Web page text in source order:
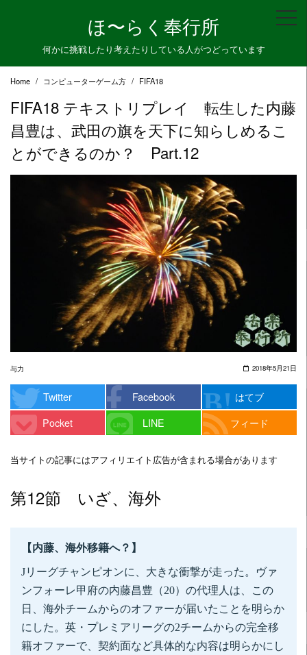
ほ〜らく奉行所
何かに挑戦したり考えたりしている人がつどっています
Home コンピューターゲーム方 FIFA18
FIFA18 テキストリプレイ 転生した内藤
昌豊は、武田の旗を天下に知らしめるこ
とができるのか？ Part.12
与力 2018年5月21日
Twitter Facebook
はてブ
Pocket
LINE フィード
当サイトの記事にはアフィリエイト広告が含まれる場合があります
第12節 いざ、海外
【内藤、海外移籍へ？】
Jリーグチャンピオンに、大きな衝撃が走った。ヴァ
ンフォーレ甲府の内藤昌豊（20）の代理人は、この
日、海外チームからのオファーが届いたことを明らか
にした。英・プレミアリーグの2チームからの完全移
籍オファーで、契約面など具体的な内容は明らかにし